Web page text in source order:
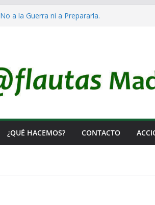
No a la Guerra ni a Prepararla.
¿QUÉ HACEMOS? CONTACTO